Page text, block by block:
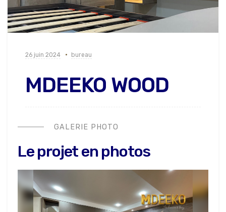
26 juin 2024 bureau
MDEEKO WOOD
GALERIE PHOTO
Le projet en photos